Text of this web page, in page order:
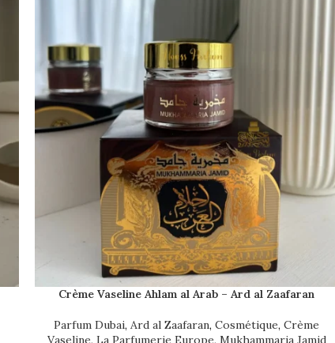
Crème Vaseline Ahlam al Arab – Ard al Zaafaran
Parfum Dubai, Ard al Zaafaran, Cosmétique, Crème
Vaseline, La Parfumerie Europe, Mukhammaria Jamid